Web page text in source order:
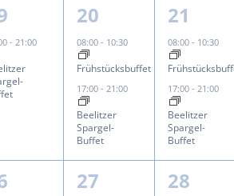
-21:00
2
Veranstaltungen,
20
08:00- 10:30
Frühstücksbuffet
17:00-21:00
Beelitzer
Spargel-
Buffet
2
21
08:00- 10:30
17:00-21:00
Beelitzer
Spargel-
Buffet
3
27
2
28